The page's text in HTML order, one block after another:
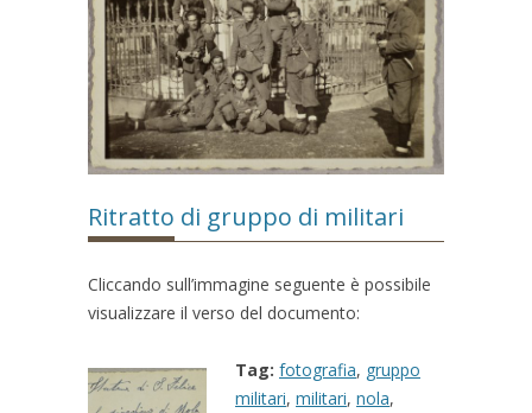
Ritratto di gruppo di militari
Cliccando sull’immagine seguente è possibile
visualizzare il verso del documento:
Tag: fotografia, gruppo
militari, militari, nola,